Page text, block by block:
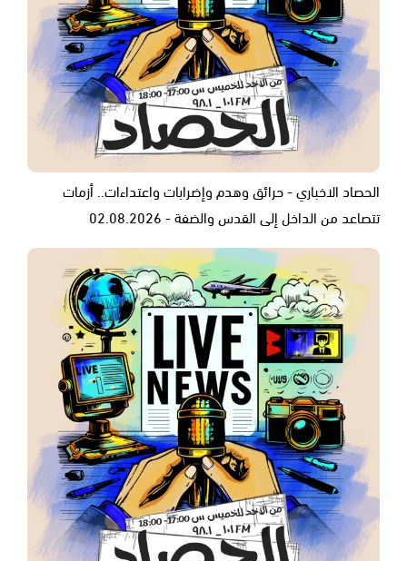
الحصاد الاخباري - حرائق وهدم وإضرابات واعتداءات.. أزمات
تتصاعد من الداخل إلى القدس والضفة - 02.08.2026